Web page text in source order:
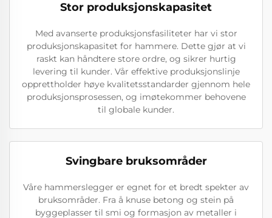
Stor produksjonskapasitet
Med avanserte produksjonsfasiliteter har vi stor
produksjonskapasitet for hammere. Dette gjør at vi
raskt kan håndtere store ordre, og sikrer hurtig
levering til kunder. Vår effektive produksjonslinje
opprettholder høye kvalitetsstandarder gjennom hele
produksjonsprosessen, og imøtekommer behovene
til globale kunder.
Svingbare bruksområder
Våre hammerslegger er egnet for et bredt spekter av
bruksområder. Fra å knuse betong og stein på
byggeplasser til smi og formasjon av metaller i